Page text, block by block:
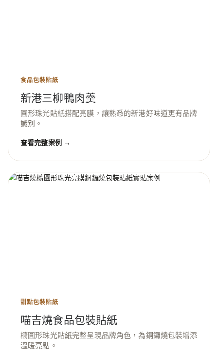
食品包裝貼紙
新港三柳鴨肉羹
圓形珠光貼紙搭配亮膜，讓熟悉的新港好味道更有品牌
識別。
查看完整案例 →
甜點包裝貼紙
喵吉燒食品包裝貼紙
橢圓形珠光貼紙完整呈現品牌角色，為銅鑼燒包裝增添
溫暖亮點。